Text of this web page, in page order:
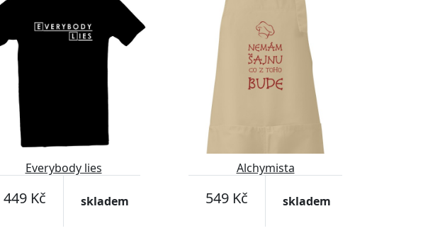
Everybody lies
449 Kč skladem
Alchymista
549 Kč skladem